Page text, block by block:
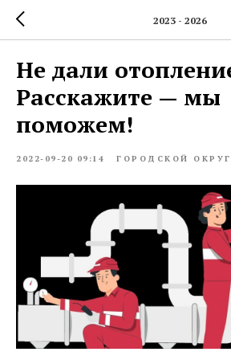
2023 - 2026
Не дали
Расскажите — мы
поможем!
2022-09-20 09:14 ГОРОДСКОЙ